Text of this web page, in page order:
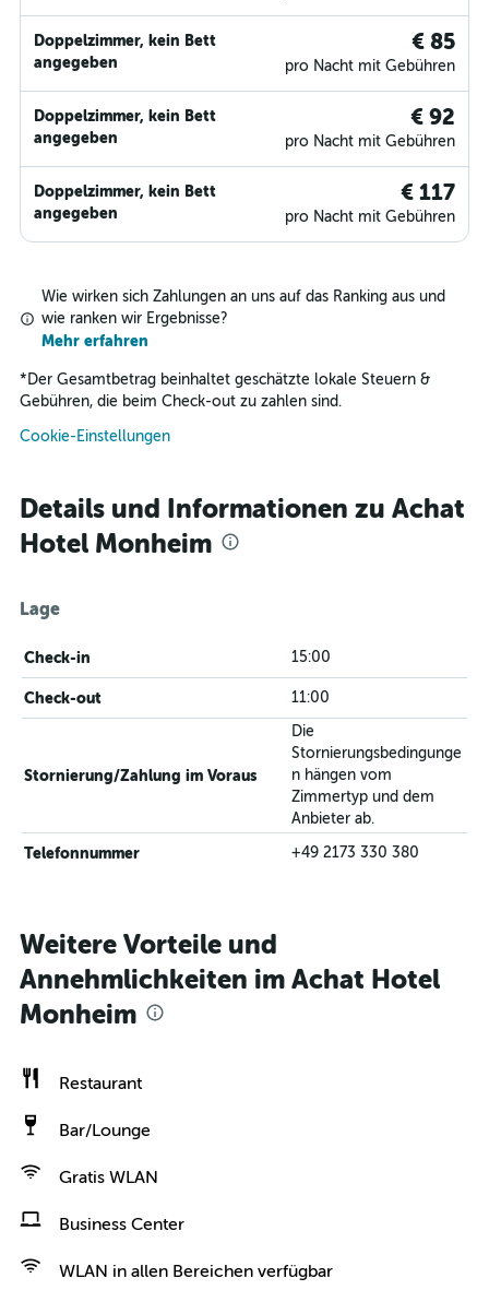
Doppelzimmer, kein Bett
angegeben
€ 85
pro Nacht mit Gebühren
Doppelzimmer, kein Bett
angegeben
€ 92
pro Nacht mit Gebühren
Doppelzimmer, kein Bett
angegeben
€ 117
pro Nacht mit Gebühren
Wie wirken sich Zahlungen an uns auf das Ranking aus und
wie ranken wir Ergebnisse?
Mehr erfahren
* Der Gesamtbetrag beinhaltet geschätzte lokale Steuern &
Gebühren, die beim Check-out zu zahlen sind.
Cookie-Einstellungen
Details und Informationen zu Achat
Hotel Monheim
Lage
Check-in 15:00
Check-out 11:00
Stornierung/Zahlung im Voraus
Die
Stornierungsbedingunge
n hängen vom
Zimmertyp und dem
Anbieter ab.
Telefonnummer +49 2173 330 380
Weitere Vorteile und
Annehmlichkeiten im Achat Hotel
Monheim
Restaurant
Bar/Lounge
Gratis WLAN
Business Center
WLAN in allen Bereichen verfügbar